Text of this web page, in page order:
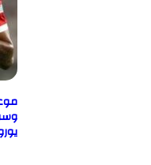
موعد مباراة
وسويسرا